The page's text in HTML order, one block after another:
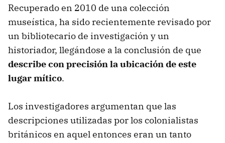
Recuperado en 2010 de una colección
museística, ha sido recientemente revisado por
un bibliotecario de investigación y un
historiador, llegándose a la conclusión de que
describe con precisión la ubicación de este
lugar mítico.
Los investigadores argumentan que las
descripciones utilizadas por los colonialistas
británicos en aquel entonces eran un tanto